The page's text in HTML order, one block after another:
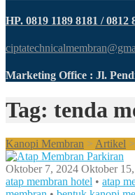
HP. 0819 1189 8181 / 0812
Marketing Office : Jl.
Tag: tenda
Kanopi Membran > Artikel >
Oktober 7, 2024 Oktober
atap membran hotel • atap